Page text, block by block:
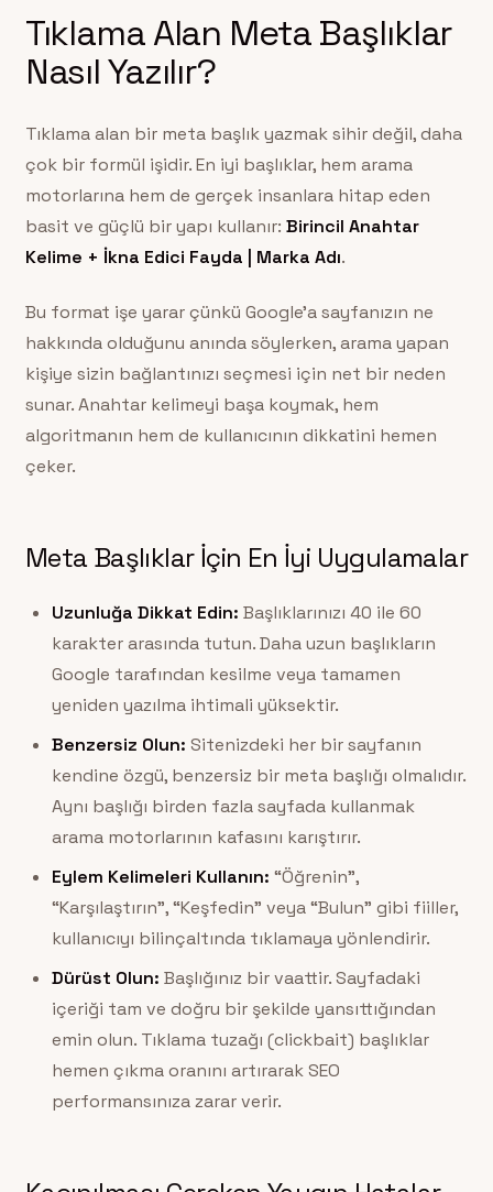
Tıklama Alan Meta Başlıklar
Nasıl Yazılır?
Tıklama alan bir meta başlık yazmak sihir değil, daha
çok bir formül işidir. En iyi başlıklar, hem arama
motorlarına hem de gerçek insanlara hitap eden
basit ve güçlü bir yapı kullanır: Birincil Anahtar
Kelime + İkna Edici Fayda | Marka Adı.
Bu format işe yarar çünkü Google’a sayfanızın ne
hakkında olduğunu anında söylerken, arama yapan
kişiye sizin bağlantınızı seçmesi için net bir neden
sunar. Anahtar kelimeyi başa koymak, hem
algoritmanın hem de kullanıcının dikkatini hemen
çeker.
Meta Başlıklar İçin En İyi Uygulamalar
Uzunluğa Dikkat Edin: Başlıklarınızı 40 ile 60
karakter arasında tutun. Daha uzun başlıkların
Google tarafından kesilme veya tamamen
yeniden yazılma ihtimali yüksektir.
Benzersiz Olun: Sitenizdeki her bir sayfanın
kendine özgü, benzersiz bir meta başlığı olmalıdır.
Aynı başlığı birden fazla sayfada kullanmak
arama motorlarının kafasını karıştırır.
Eylem Kelimeleri Kullanın: “Öğrenin”,
“Karşılaştırın”, “Keşfedin” veya “Bulun” gibi fiiller,
kullanıcıyı bilinçaltında tıklamaya yönlendirir.
Dürüst Olun: Başlığınız bir vaattir. Sayfadaki
içeriği tam ve doğru bir şekilde yansıttığından
emin olun. Tıklama tuzağı (clickbait) başlıklar
hemen çıkma oranını artırarak SEO
performansınıza zarar verir.